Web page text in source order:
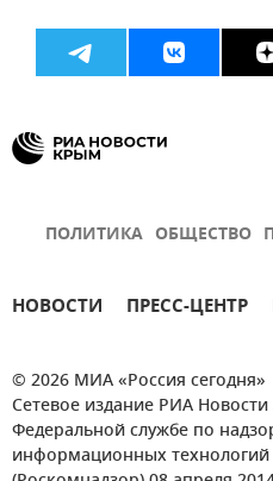
ПОЛИТИКА ОБЩЕСТВО
НОВОСТИ ПРЕСС-ЦЕНТР
© 2026 МИА «Россия сегодня»
Сетевое издание РИА
Федеральной службе по
информационных